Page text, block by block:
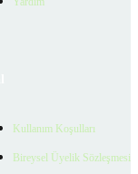
Kullanım Koşulları
Bireysel Üyelik Sözleşmesi